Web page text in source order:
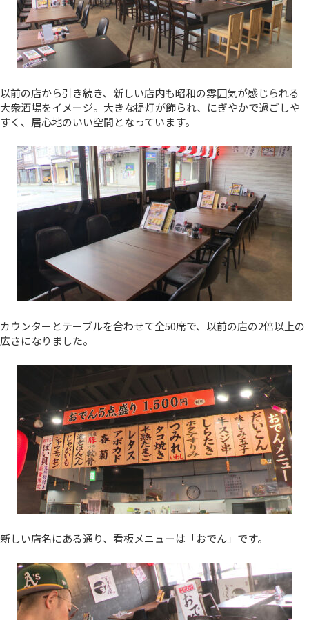
以前の店から引き続き、新しい店内も昭和の雰囲気が感じられる
大衆酒場をイメージ。大きな提灯が飾られ、にぎやかで過ごしや
すく、居心地のいい空間となっています。
カウンターとテーブルを合わせて全50席で、以前の店の2倍以上の
広さになりました。
新しい店名にある通り、看板メニューは「おでん」です。